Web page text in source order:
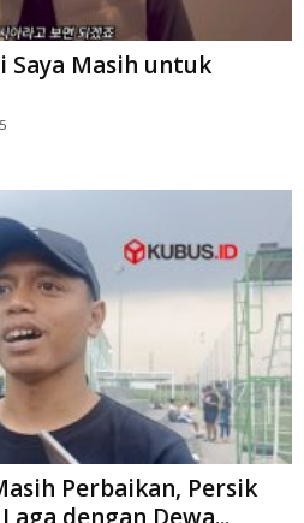
Saya Masih untuk
Perbaikan, Persik